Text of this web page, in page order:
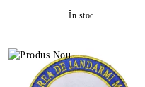
În stoc